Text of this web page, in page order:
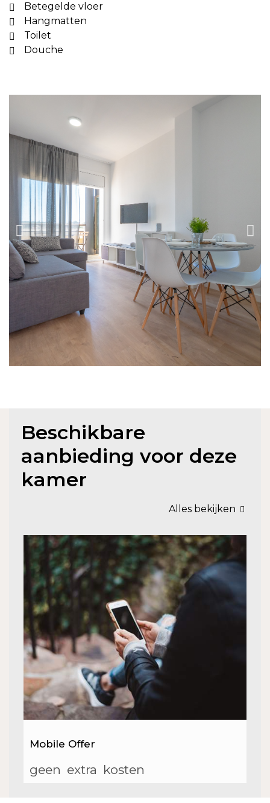
Betegelde vloer
Hangmatten
Toilet
Douche
Beschikbare
aanbieding voor deze
kamer
Alles bekijken
Mobile Offer
geen extra kosten